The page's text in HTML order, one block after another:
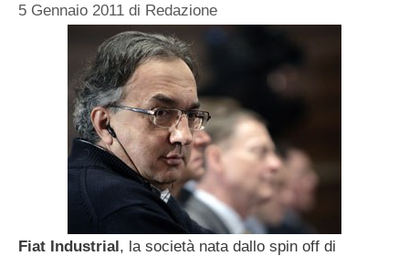
5 Gennaio 2011 di Redazione
Fiat Industrial, la società nata dallo spin off di